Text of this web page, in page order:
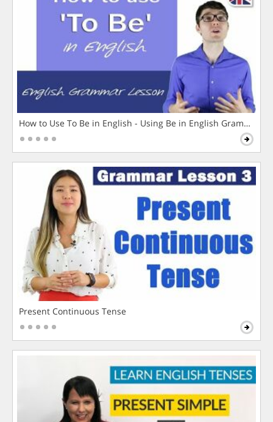
How to Use To Be in English - Using Be in English Grammar
Present Continuous Tense